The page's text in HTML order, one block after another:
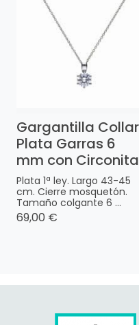
Gargantilla Collar
Plata Garras 6
mm con Circonita
Plata 1ª ley. Largo 43-45
cm. Cierre mosquetón.
Tamaño colgante 6 ...
69,00 €